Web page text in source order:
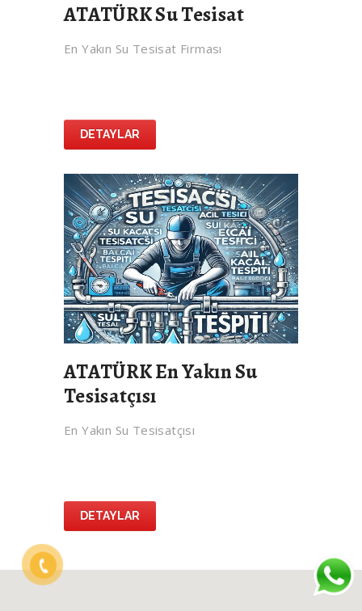
ATATÜRK Su Tesisat
En Yakın Su Tesisat Firması
DETAYLAR
ATATÜRK En Yakın Su
Tesisatçısı
En Yakın Su Tesisatçısı
DETAYLAR